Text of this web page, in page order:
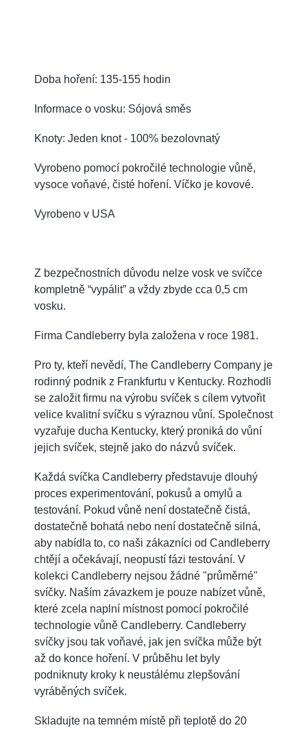
Doba hoření: 135-155 hodin
Informace o vosku: Sójová směs
Knoty: Jeden knot - 100% bezolovnatý
Vyrobeno pomocí pokročilé technologie vůně,
vysoce voňavé, čisté hoření. Víčko je kovové.
Vyrobeno v USA
Z bezpečnostních důvodu nelze vosk ve svíčce
kompletně “vypálit” a vždy zbyde cca 0,5 cm
vosku.
Firma Candleberry byla založena v roce 1981.
Pro ty, kteří nevědí, The Candleberry Company je
rodinný podnik z Frankfurtu v Kentucky. Rozhodli
se založit firmu na výrobu svíček s cílem vytvořit
velice kvalitní svíčku s výraznou vůní. Společnost
vyzařuje ducha Kentucky, který proniká do vůní
jejich svíček, stejně jako do názvů svíček.
Každá svíčka Candleberry představuje dlouhý
proces experimentování, pokusů a omylů a
testování. Pokud vůně není dostatečně čistá,
dostatečně bohatá nebo není dostatečně silná,
aby nabídla to, co naši zákazníci od Candleberry
chtějí a očekávají, neopustí fázi testování. V
kolekci Candleberry nejsou žádné "průměrné"
svíčky. Naším závazkem je pouze nabízet vůně,
které zcela naplní místnost pomocí pokročilé
technologie vůně Candleberry. Candleberry
svíčky jsou tak voňavé, jak jen svíčka může být
až do konce hoření. V průběhu let byly
podniknuty kroky k neustálému zlepšování
vyráběných svíček.
Skladujte na temném místě při teplotě do 20